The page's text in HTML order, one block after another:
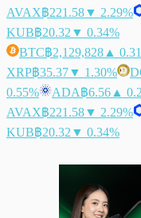
AVAX฿221.58▼ 2.29%
KUB฿20.32 ▼ 0.34%
BTC฿2,129,828 ▲
XRP฿35.37▼ 1.30%
0.55%
ADA฿6.56 ▲
AVAX฿221.58▼ 2.29%
KUB฿20.32 ▼ 0.34%